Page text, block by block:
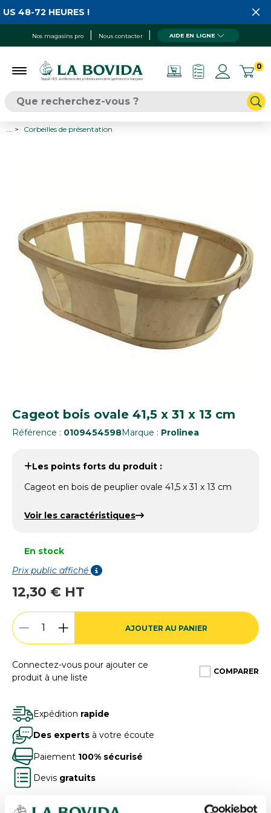
Nos magasins pro Nous contacter AIDE EN LIGNE
0
48-72 HEURES !
Corbeilles de présentation
Cageot bois ovale 41,5 x 31 x 13 cm
Référence : 0109454598Marque : Prolinea
Les points forts du produit :
Cageot en bois de peuplier ovale 41,5 x 31 x 13 cm
Voir les caractéristiques
En stock
Prix public affiché
12,30 € HT
AJOUTER AU PANIER
Connectez-vous pour ajouter ce
produit à une liste
COMPARER
Expédition rapide
Des experts à votre écoute
Paiement 100% sécurisé
Devis gratuits